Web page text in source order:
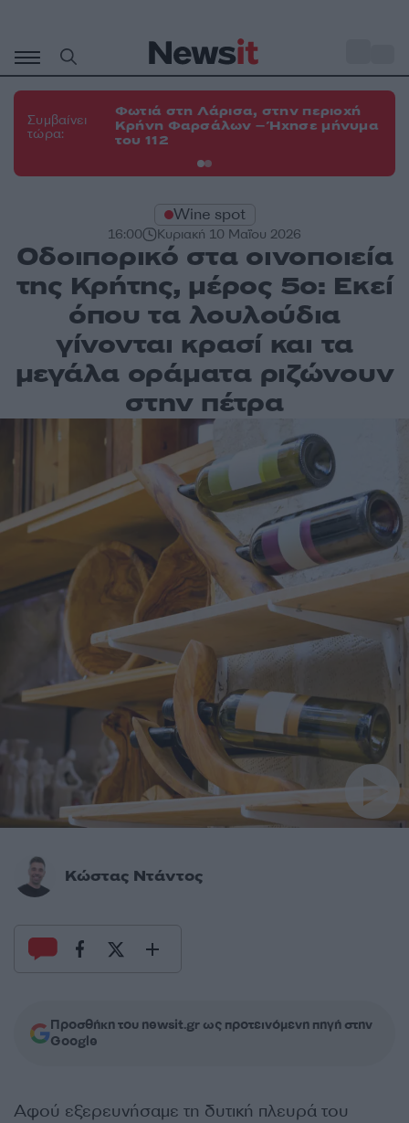
περιεχόμενο
Συμβαίνει
τώρα:
Φωτιά στη Λάρισα, στην περιοχή
Κρήνη Φαρσάλων – Ήχησε μήνυμα
του 112
Wine spot
16:00 Κυριακή 10 Μαΐου 2026
Οδοιπορικό στα οινοποιεία
της Κρήτης, μέρος 5ο: Εκεί
όπου τα λουλούδια
γίνονται κρασί και τα
μεγάλα οράματα ριζώνουν
στην πέτρα
Κώστας Ντάντος
Προσθήκη του newsit.gr ως προτεινόμενη πηγή στην
Google
Αφού εξερευνήσαμε τη δυτική πλευρά του